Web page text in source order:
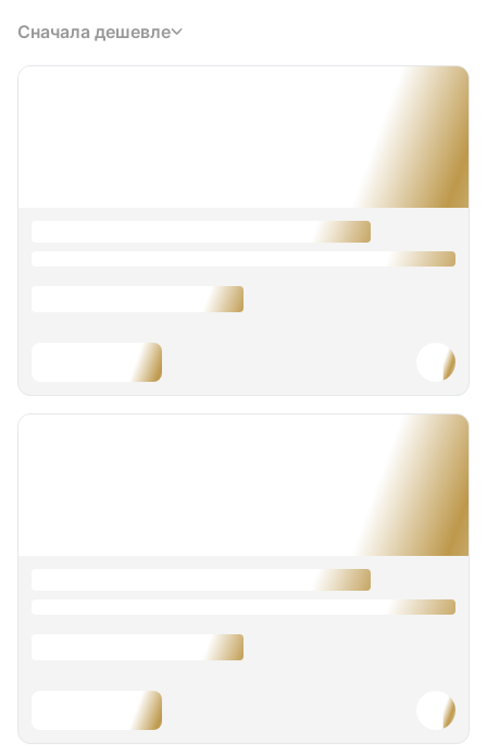
Сначала дешевле